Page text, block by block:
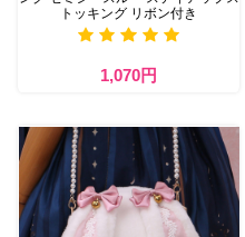
トッキング リボン付き
1,070円